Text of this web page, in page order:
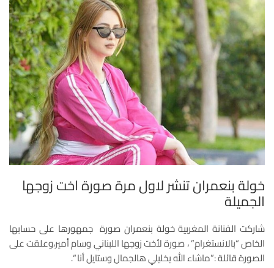
خولة بنعمران تنشر لاول مرة صورة اخت زوجها
الجميلة
شاركت الفنانة المغربية خولة بنعمران صورة جمهورها على حسابها
الخاص “بالانستغرام” ، صورة لأخت زوجها اللبناني وسام أمير،وعلقت على
الصورة قائلة :”ماشاء الله يخليلي هالجمال وستايل أنا “.